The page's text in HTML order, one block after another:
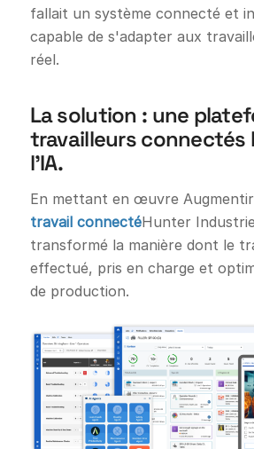
fallait un système connecté et
capable de s'adapter aux
réel.
La solution : une
travailleurs connectés
l’IA.
En mettant en œuvre Augmentir
travail connectéHunter
transformé la manière dont le
effectué, pris en charge et
de production.